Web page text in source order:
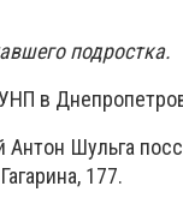
подростка.
в
Антон Шульга
177.